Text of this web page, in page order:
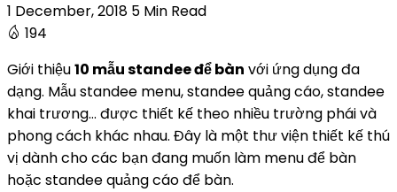
1 December, 2018 5 Min Read
194
Giới thiệu10 mẫu standee để bàn với ứng dụng đa
dạng. Mẫu standee menu, standee quảng cáo, standee
khai trương… được thiết kế theo nhiều trường phái và
phong cách khác nhau. Đây là một thư viện thiết kế thú
vị dành cho các bạn đang muốn làm menu để bàn
hoặc standee quảng cáo để bàn.